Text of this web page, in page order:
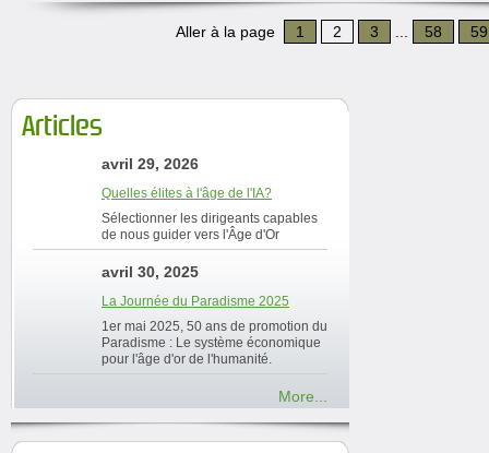
Aller à la page 1 2 3 58 59
Articles
avril 29, 2026
Quelles élites à l'âge de l'IA?
Sélectionner les dirigeants capables
de nous guider vers l'Âge d'Or
avril 30, 2025
La Journée du Paradisme 2025
1er mai 2025, 50 ans de promotion du
Paradisme : Le système économique
pour l'âge d'or de l'humanité.
More...